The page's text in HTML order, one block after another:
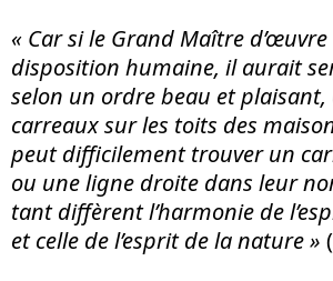
« Car si le Grand Maître d’œuvre
disposition humaine, il aurait
selon un ordre beau et plaisant,
carreaux sur les toits des
peut difficilement trouver un
ou une ligne droite dans leur
tant diffèrent l’harmonie de
et celle de l’esprit de la nature »